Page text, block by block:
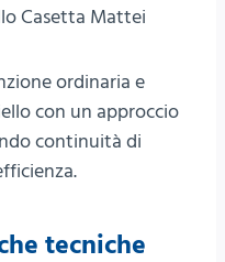
Casetta Mattei
ordinaria e
con un approccio
continuità di
tecniche